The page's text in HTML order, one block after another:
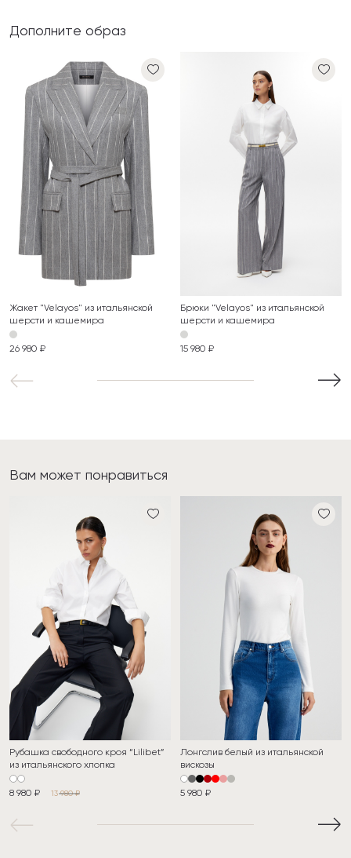
Дополните образ
Жакет "Velayos" из итальянской
шерсти и кашемира
26 980 ₽
Брюки "Velayos" из итальянской
шерсти и кашемира
15 980 ₽
Вам может понравиться
Рубашка свободного кроя “Lilibet”
из итальянского хлопка
8 980 ₽ 13 980 ₽
Лонгслив белый из итальянской
вискозы
5 980 ₽